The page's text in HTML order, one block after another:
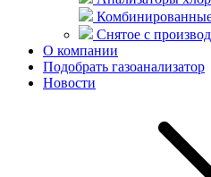
Снятое с
О компании
Подобрать газоанализатор
Новости